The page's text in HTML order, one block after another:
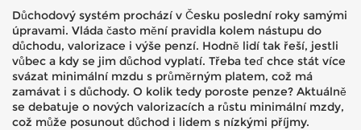
Důchodový systém prochází v Česku poslední roky samými
úpravami. Vláda často mění pravidla kolem nástupu do
důchodu, valorizace i výše penzí. Hodně lidí tak řeší, jestli
vůbec a kdy se jim důchod vyplatí. Třeba teď chce stát více
svázat minimální mzdu s průměrným platem, což má
zamávat i s důchody. O kolik tedy poroste penze? Aktuálně
se debatuje o nových valorizacích a růstu minimální mzdy,
což může posunout důchod i lidem s nízkými příjmy.